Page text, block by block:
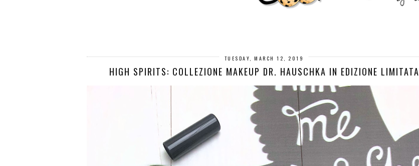
TUESDAY, MARCH 12, 2019
HIGH SPIRITS: COLLEZIONE MAKEUP DR. HAUSCHKA IN EDIZIONE LIMITATA